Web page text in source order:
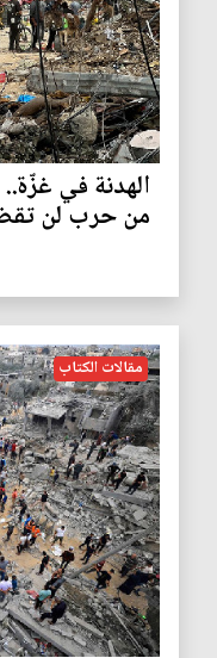
الهدنة في
من حرب لن
مقالات الكتاب